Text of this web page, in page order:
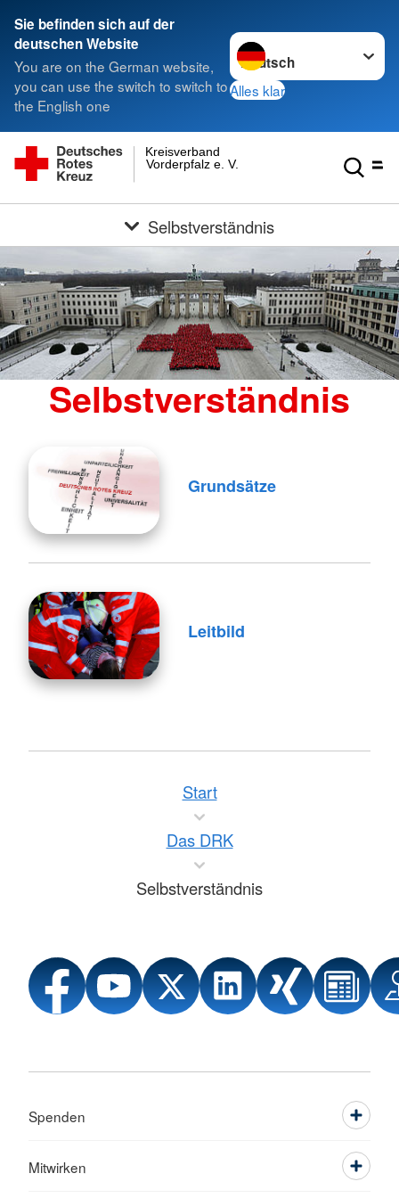
Sie befinden sich auf der
deutschen Website
You are on the German website,
you can use the switch to switch to
the English one
Sprache wechseln zu
Alles klar
Vorderpfalz e. V.
Kreisverband
Selbstverständnis
Selbstverständnis
Grundsätze
Leitbild
Start
Das DRK
Selbstverständnis
Spenden
Mitwirken